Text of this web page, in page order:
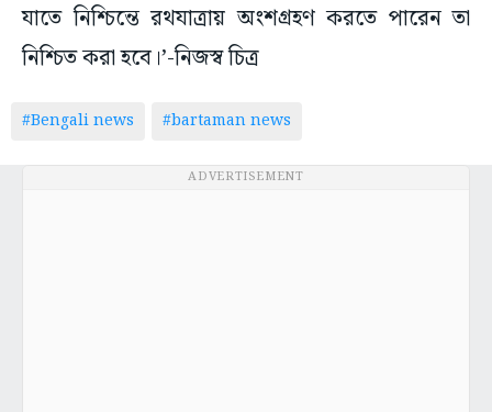
যাতে নিশ্চিন্তে রথযাত্রায় অংশগ্রহণ করতে পারেন তা
নিশ্চিত করা হবে।’-নিজস্ব চিত্র
#Bengali news #bartaman news
ADVERTISEMENT